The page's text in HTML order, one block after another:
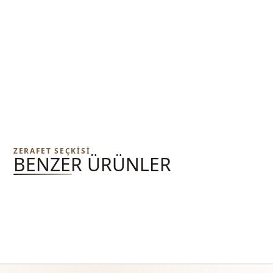
ZERAFET SEÇKISI
BENZER ÜRÜNLER